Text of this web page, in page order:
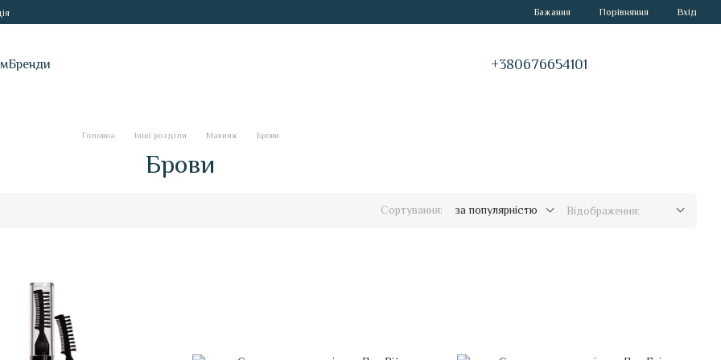
Бажання Порівняння Вхід
Бренди +380676654101
Головна Інші розділи Макияж Брови
Брови
Сортування: за популярністю Відображення: